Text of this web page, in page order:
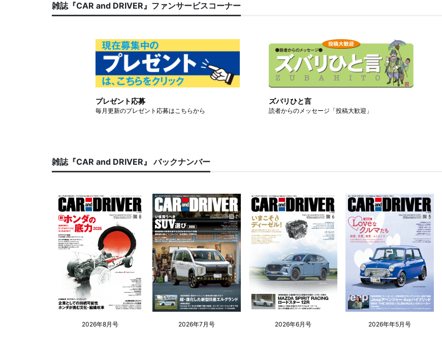
雑誌『CAR and DRIVER』ファンサービスコーナー
プレゼント応募
毎月更新のプレゼント応募はこちらから
ズバリひと言
読者からのメッセージ「投稿大歓迎」
雑誌『CAR and DRIVER』 バックナンバー
2026年8月号 2026年7月号 2026年6月号 2026年年5月号